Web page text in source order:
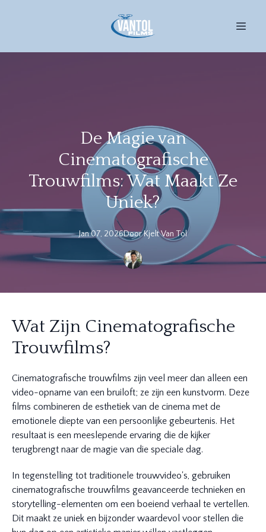
De Magie van
Cinematografische
Trouwfilms: Wat Maakt Ze
Uniek?
Jan 07, 2026DoorKjeltVan Tol
Wat Zijn Cinematografische
Trouwfilms?
Cinematografische trouwfilms zijn veel meer dan alleen een
video-opname van een bruiloft; ze zijn een kunstvorm. Deze
films combineren de esthetiek van de cinema met de
emotionele diepte van een persoonlijke gebeurtenis. Het
resultaat is een meeslepende ervaring die de kijker
terugbrengt naar de magie van die speciale dag.
In tegenstelling tot traditionele trouwvideo's, gebruiken
cinematografische trouwfilms geavanceerde technieken en
storytelling-elementen om een boeiend verhaal te vertellen.
Dit maakt ze uniek en bijzonder waardevol voor stellen die